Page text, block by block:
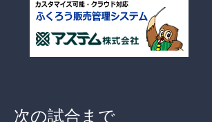
次の試合まで